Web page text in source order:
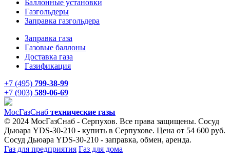
Баллонные установки
Газгольдеры
Заправка газгольдера
Заправка газа
Газовые баллоны
Доставка газа
Газификация
+7 (495) 799-38-99
+7 (903) 589-06-69
МосГазСнаб технические газы
© 2024 МосГазСнаб - Серпухов. Все права защищены. Сосуд
Дьюара YDS-30-210 - купить в Серпухове. Цена от 54 600 руб.
Сосуд Дьюара YDS-30-210 - заправка, обмен, аренда.
Газ для предприятия Газ для дома